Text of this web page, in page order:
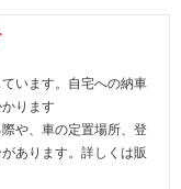
います。自宅への納車
ります
や、車の定置場所、登
あります。詳しくは販